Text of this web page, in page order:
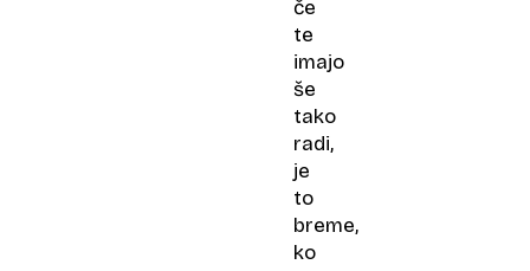
če
te
imajo
še
tako
radi,
je
to
breme,
ko